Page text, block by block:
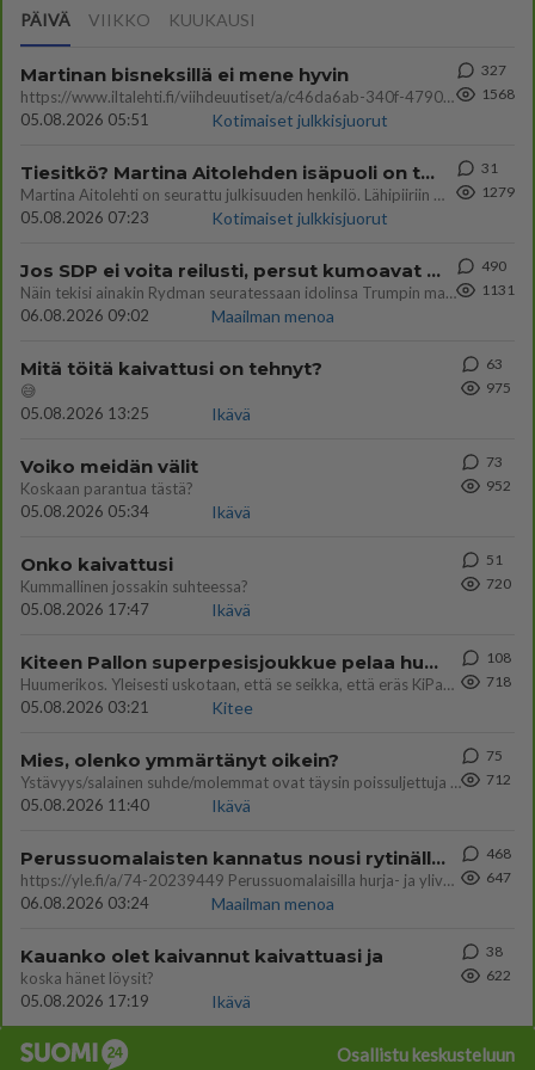
PÄIVÄ VIIKKO KUUKAUSI
Martinan bisneksillä ei mene hyvin
https://www.iltalehti.fi/viihdeuutiset/a/c46da6ab-340f-4790-aaa7-0865eed2336 Yrityksen konkurssihakemus on tullut kärä
05.08.2026 05:51
Kotimaiset julkkisjuorut
327
1568
Tiesitkö? Martina Aitolehden isäpuoli on tämä suosittu laulaja
Martina Aitolehti on seurattu julkisuuden henkilö. Lähipiiriin mahtuu muitakin tunnettuja henkilöitä. Tiesitkö, että Ma
05.08.2026 07:23
Kotimaiset julkkisjuorut
31
1279
Jos SDP ei voita reilusti, persut kumoavat demokratian Suomesta
Näin tekisi ainakin Rydman seuratessaan idolinsa Trumpin mallia https://www.is.fi/politiikka/art-2000012187244.html
06.08.2026 09:02
Maailman menoa
490
1131
Mitä töitä kaivattusi on tehnyt?
😅
05.08.2026 13:25
Ikävä
63
975
Voiko meidän välit
Koskaan parantua tästä?
05.08.2026 05:34
Ikävä
73
952
Onko kaivattusi
Kummallinen jossakin suhteessa?
05.08.2026 17:47
Ikävä
51
720
Kiteen Pallon superpesisjoukkue pelaa huumeiden vaikutuksen alaisena
Huumerikos. Yleisesti uskotaan, että se seikka, että eräs KiPan pelaaja kärähtää huumeista, on vain jäävuoren huippu. M
05.08.2026 03:21
Kitee
108
718
Mies, olenko ymmärtänyt oikein?
Ystävyys/salainen suhde/molemmat ovat täysin poissuljettuja asioita? Nainen
05.08.2026 11:40
Ikävä
75
712
Perussuomalaisten kannatus nousi rytinällä Ylen tänään julkaisemassa tuoreimmassa gallup-kyselyssä.
https://yle.fi/a/74-20239449 Perussuomalaisilla hurja- ja ylivoimaisesti suurin nousu tässä uudessa Ylen gallupissa. Kyl
06.08.2026 03:24
Maailman menoa
468
647
Kauanko olet kaivannut kaivattuasi ja
koska hänet löysit?
05.08.2026 17:19
Ikävä
38
622
Osallistu keskusteluun